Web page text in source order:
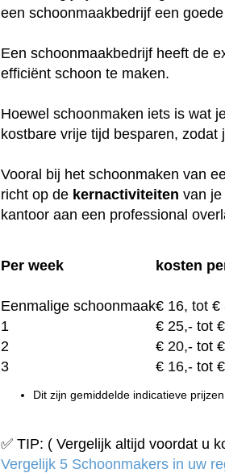
een schoonmaakbedrijf een
Een schoonmaakbedrijf heeft de
efficiënt schoon te maken.
Hoewel schoonmaken iets is wat
kostbare vrije tijd besparen,
Vooral bij het schoonmaken van
richt op de kernactiviteiten van
kantoor aan een professional
Per week kosten
Eenmalige schoonmaak€ 16, tot €
1
€ 25,- tot
2
€ 20,- tot
3
€ 16,- tot
Dit zijn gemiddelde indicatieve prijzen
✅ TIP: ( Vergelijk altijd voordat u
Vergelijk 5 Schoonmakers in uw